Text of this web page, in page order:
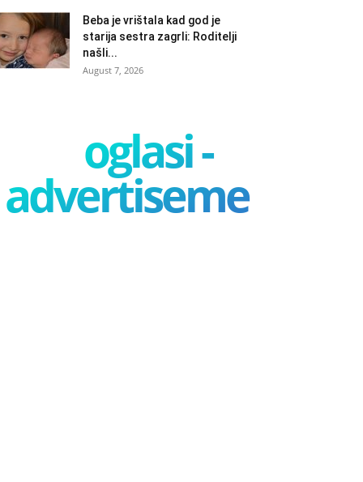
Beba je vrištala kad god je
starija sestra zagrli: Roditelji
našli...
August 7, 2026
oglasi -
advertisement